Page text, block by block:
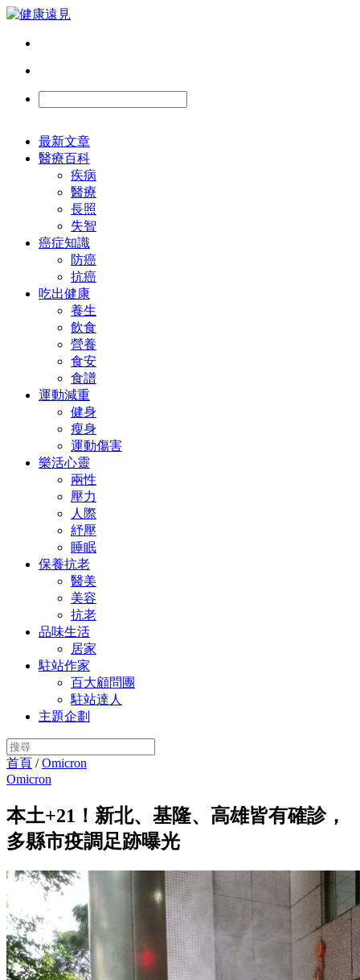
最新文章
醫療百科
疾病
醫療
長照
失智
癌症知識
防癌
抗癌
吃出健康
養生
飲食
營養
食安
食譜
運動減重
健身
瘦身
運動傷害
樂活心靈
兩性
壓力
人際
紓壓
睡眠
保養抗老
醫美
美容
抗老
品味生活
居家
駐站作家
百大顧問團
駐站達人
主題企劃
首頁 /Omicron
Omicron
本土+21！新北、基隆、高雄皆有確診，
多縣市疫調足跡曝光